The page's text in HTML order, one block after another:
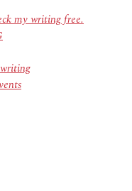
my writing free.